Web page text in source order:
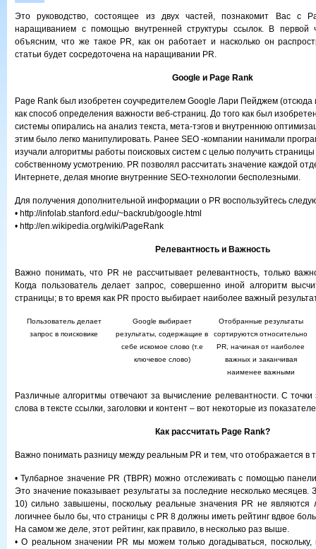
Это руководство, состоящее из двух частей, познакомит Вас с
наращиванием с помощью внутренней структуры ссылок. В первой
объясним, что же такое PR, как он работает и насколько он
статьи будет сосредоточена на наращивании PR.
Google и Page Rank
Page Rank был изобретен соучредителем Google Лари Пейджем (отсюда
как способ определения важности веб-страниц. До того как был
системы опирались на анализ текста, мета-тэгов и внутреннюю
этим было легко манипулировать. Ранее SEO -компании нанимали
изучали алгоритмы работы поисковых систем с целью получить
собственному усмотрению. PR позволял рассчитать значение каждой
Интернете, делая многие внутренние SEO-технологии бесполезными.
Для получения дополнительной информации о PR воспользуйтесь
• http://infolab.stanford.edu/~backrub/google.html
• http://en.wikipedia.org/wiki/PageRank
Релевантность и Важность
Важно понимать, что PR не рассчитывает релевантность, только
Когда пользователь делает запрос, совершенно иной алгоритм
страницы; в то время как PR просто выбирает наиболее важный
Пользователь делает
запрос в поисковике
Google выбирает
результаты, содержащие в
себе искомое слово (т.е
ключевое слово)
Отобранные результаты
сортируются относительно
PR, начиная от наиболее
важных и заканчивая
наименее важными
Различные алгоритмы отвечают за вычисление релевантности. С
слова в тексте ссылки, заголовки и контент – вот некоторые из
Как рассчитать Page Rank?
Важно понимать разницу между реальным PR и тем, что отображается в
• Тулбарное значение PR (TBPR) можно отслеживать с помощью
Это значение показывает результаты за последние несколько месяцев.
10) сильно завышены, поскольку реальные значения PR не
логичнее было бы, что страницы с PR 8 должны иметь рейтинг вдвое
На самом же деле, этот рейтинг, как правило, в несколько раз выше.
• О реальном значении PR мы можем только догадываться, поскольку,